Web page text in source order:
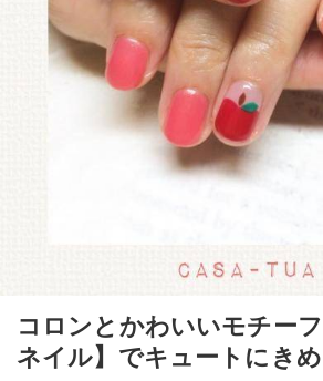
コロンとかわいいモチー
ネイル】でキュートにきめ